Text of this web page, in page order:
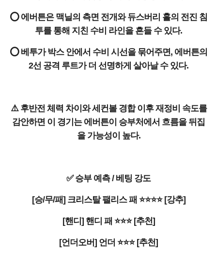
⭕ 에버튼은 맥닐의 측면 전개와 듀스버리 홀의 전진 침
투를 통해 지친 수비 라인을 흔들 수 있다.
⭕ 베투가 박스 안에서 수비 시선을 묶어주면, 에버튼의
2선 공격 루트가 더 선명하게 살아날 수 있다.
⚠️ 후반전 체력 차이와 세컨볼 경합 이후 재정비 속도를
감안하면 이 경기는 에버튼이 승부처에서 흐름을 뒤집
을 가능성이 높다.
✅ 승부 예측 / 베팅 강도
[승/무/패] 크리스탈 팰리스 패 ⭐⭐⭐⭐ [강추]
[핸디] 핸디 패 ⭐⭐⭐ [추천]
[언더오버] 언더 ⭐⭐⭐ [추천]